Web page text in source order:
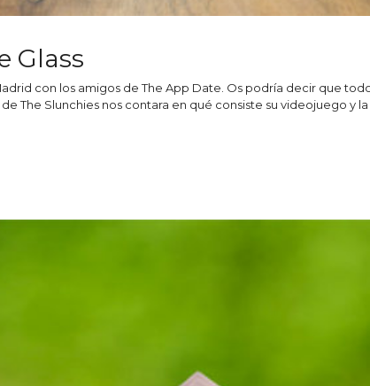
Glass
con los amigos de The App Date. Os podría decir que
The Slunchies nos contara en qué consiste su videojuego y